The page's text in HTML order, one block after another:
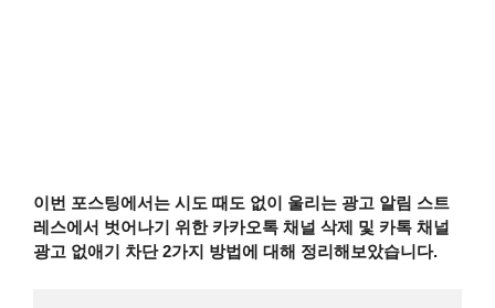
이번 포스팅에서는 시도 때도 없이 울리는 광고 알림 스트
레스에서 벗어나기 위한 카카오톡 채널 삭제 및 카톡 채널
광고 없애기 차단 2가지 방법에 대해 정리해보았습니다.